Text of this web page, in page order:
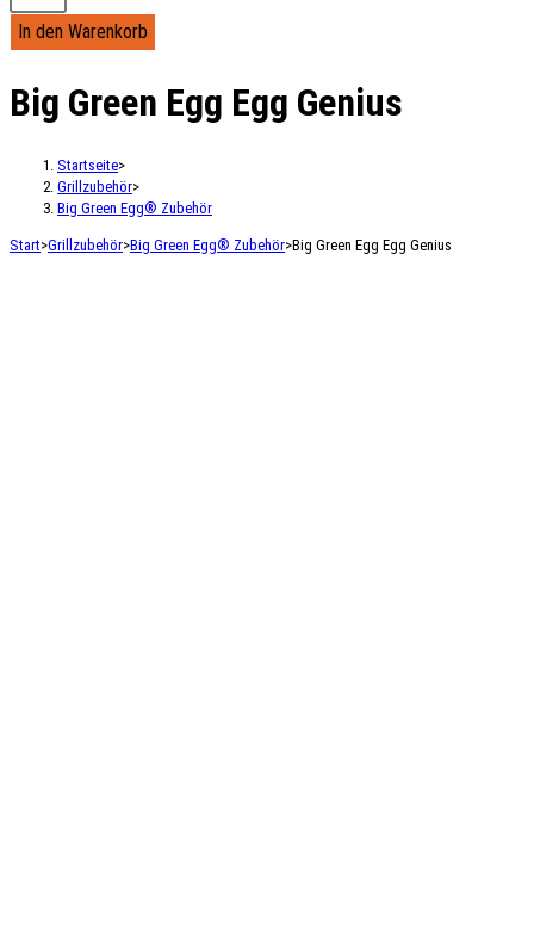
Green
Egg
Egg
Genius
In den Warenkorb
Big Green Egg Egg Genius
Startseite>
Grillzubehör>
Big Green Egg® Zubehör
Start>Grillzubehör>Big Green Egg® Zubehör>Big Green Egg Egg Genius